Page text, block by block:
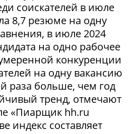
соискателей в июле
8,7 резюме на одну
в июле 2024
на одно рабочее
конкуренции
на одну вакансию
раза больше, чем год
тренд, отмечают
«Пиарщик hh.ru
индекс составляет